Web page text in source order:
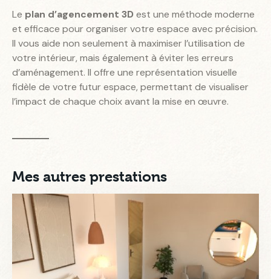
Le plan d’agencement 3Dest une méthode moderne
et efficace pour organiser votre espace avec précision.
Il vous aide non seulement à maximiser l’utilisation de
votre intérieur, mais également à éviter les erreurs
d’aménagement. Il offre une représentation visuelle
fidèle de votre futur espace, permettant de visualiser
l’impact de chaque choix avant la mise en œuvre.
Mes autres prestations